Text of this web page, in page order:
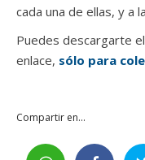
cada una de ellas, y a
Puedes descargarte
enlace, sólo para
Compartir en...